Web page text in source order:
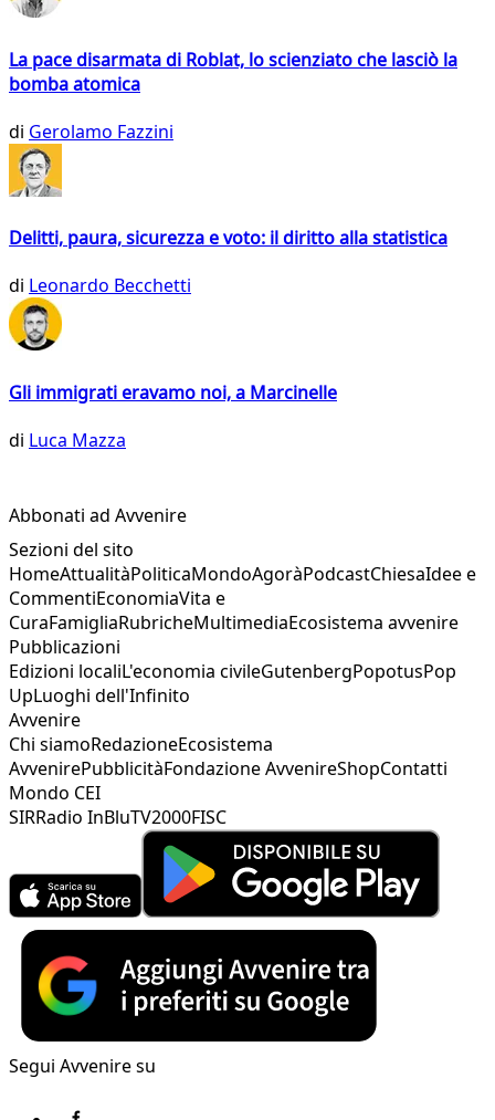
La pace disarmata di Roblat, lo scienziato che lasciò la
bomba atomica
di Gerolamo Fazzini
Delitti, paura, sicurezza e voto: il diritto alla statistica
di Leonardo Becchetti
Gli immigrati eravamo noi, a Marcinelle
di Luca Mazza
Abbonati ad Avvenire
Sezioni del sito
HomeAttualitàPoliticaMondoAgoràPodcastChiesaIdee e
CommentiEconomiaVita e
CuraFamigliaRubricheMultimediaEcosistema avvenire
Pubblicazioni
Edizioni localiL'economia civileGutenbergPopotusPop
UpLuoghi dell'Infinito
Avvenire
Chi siamoRedazioneEcosistema
AvvenirePubblicitàFondazione AvvenireShopContatti
Mondo CEI
SIRRadio InBluTV2000FISC
Segui Avvenire su